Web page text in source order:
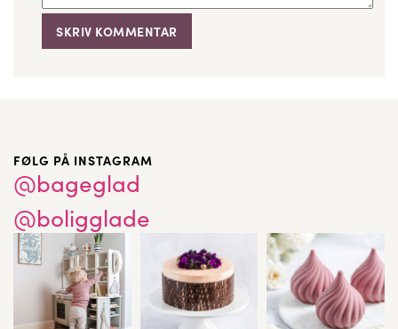
FØLG PÅ INSTAGRAM
@bageglad
@boligglade